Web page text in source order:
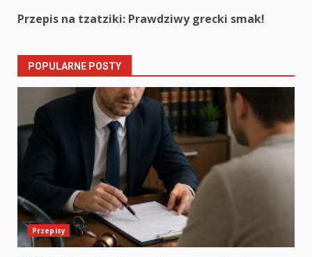
Przepis na tzatziki: Prawdziwy grecki smak!
POPULARNE POSTY
Przepisy